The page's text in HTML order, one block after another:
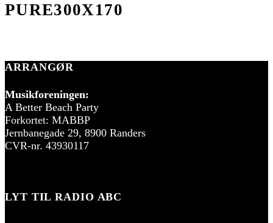
PURE300X170
ARRANGØR
Musikforeningen:
A Better Beach Party
Forkortet: MABBP
Jernbanegade 29, 8900 Randers
CVR-nr. 43930117
LYT TIL RADIO ABC